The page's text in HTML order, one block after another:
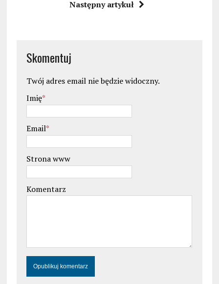
Następny artykuł
Skomentuj
Twój adres email nie będzie widoczny.
Imię*
Email*
Strona www
Komentarz